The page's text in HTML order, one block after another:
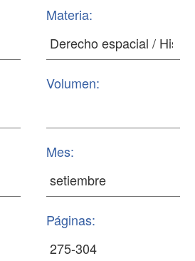
Materia:
Volumen:
Mes:
Páginas: